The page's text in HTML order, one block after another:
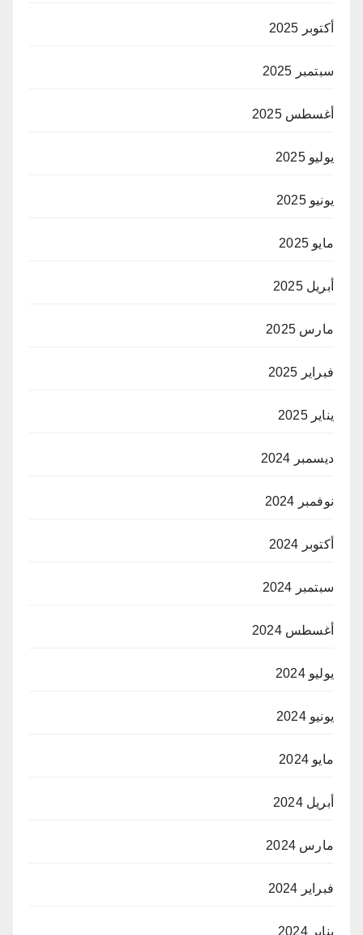
أكتوبر 2025
سبتمبر 2025
أغسطس 2025
يوليو 2025
يونيو 2025
مايو 2025
أبريل 2025
مارس 2025
فبراير 2025
يناير 2025
ديسمبر 2024
نوفمبر 2024
أكتوبر 2024
سبتمبر 2024
أغسطس 2024
يوليو 2024
يونيو 2024
مايو 2024
أبريل 2024
مارس 2024
فبراير 2024
يناير 2024